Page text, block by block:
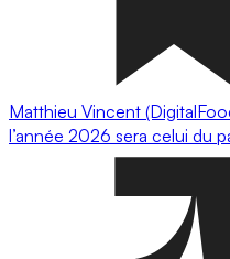
Matthieu Vincent
l’année 2026 sera celui du